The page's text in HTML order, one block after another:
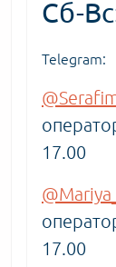
Сб-
Telegram:
17.00
17.00